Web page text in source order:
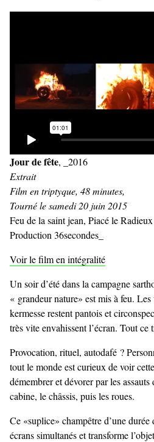
Jour de fête, _2016
Extrait
Film en triptyque, 48 minutes,
Tourné le samedi 20 juin 2015
Feu de la saint jean, Piacé le Radieux
Production 36secondes_
Voir le film en intégralité
Un soir d’été dans la campagne
« grandeur nature» est mis à feu.
kermesse restent pantois et
très vite envahissent l’écran. Tout
Provocation, rituel, autodafé ?
tout le monde est curieux de voir
démembrer et dévorer par les
cabine, le châssis, puis les roues.
Ce «suplice» champêtre d’une durée
écrans simultanés et transforme